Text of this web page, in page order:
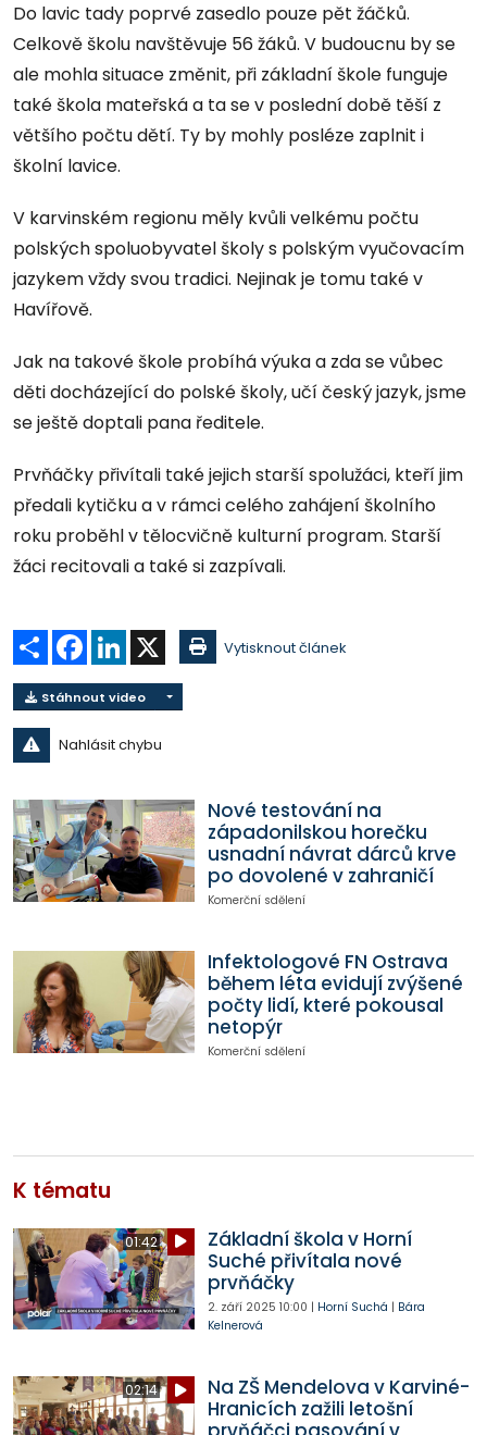
Do lavic tady poprvé zasedlo pouze pět žáčků.
Celkově školu navštěvuje 56 žáků. V budoucnu by se
ale mohla situace změnit, při základní škole funguje
také škola mateřská a ta se v poslední době těší z
většího počtu dětí. Ty by mohly posléze zaplnit i
školní lavice.
V karvinském regionu měly kvůli velkému počtu
polských spoluobyvatel školy s polským vyučovacím
jazykem vždy svou tradici. Nejinak je tomu také v
Havířově.
Jak na takové škole probíhá výuka a zda se vůbec
děti docházející do polské školy, učí český jazyk, jsme
se ještě doptali pana ředitele.
Prvňáčky přivítali také jejich starší spolužáci, kteří jim
předali kytičku a v rámci celého zahájení školního
roku proběhl v tělocvičně kulturní program. Starší
žáci recitovali a také si zazpívali.
Sdílet Facebook
LinkedIn Vytisknout článek
Stáhnout video
Nahlásit chybu
Nové testování na
západonilskou horečku
usnadní návrat dárců krve
po dovolené v zahraničí
Komerční sdělení
Infektologové FN Ostrava
během léta evidují zvýšené
počty lidí, které pokousal
netopýr
Komerční sdělení
K tématu
01:42
Základní škola v Horní
Suché přivítala nové
prvňáčky
2. září 2025 10:00 | Horní Suchá | Bára
Kelnerová
02:14
Na ZŠ Mendelova v Karviné-
Hranicích zažili letošní